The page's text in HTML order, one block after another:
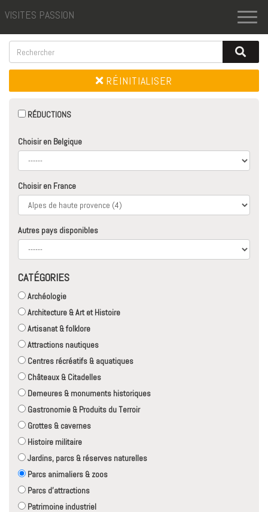
VISITES PASSION
RÉINITIALISER
RÉDUCTIONS
Choisir en Belgique
Choisir en France
Autres pays disponibles
CATÉGORIES
Archéologie
Architecture & Art et Histoire
Artisanat & folklore
Attractions nautiques
Centres récréatifs & aquatiques
Châteaux & Citadelles
Demeures & monuments historiques
Gastronomie & Produits du Terroir
Grottes & cavernes
Histoire militaire
Jardins, parcs & réserves naturelles
Parcs animaliers & zoos
Parcs d'attractions
Patrimoine industriel